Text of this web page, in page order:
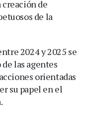
de
de la
2024 y 2025 se
las agentes
orientadas
su papel en el